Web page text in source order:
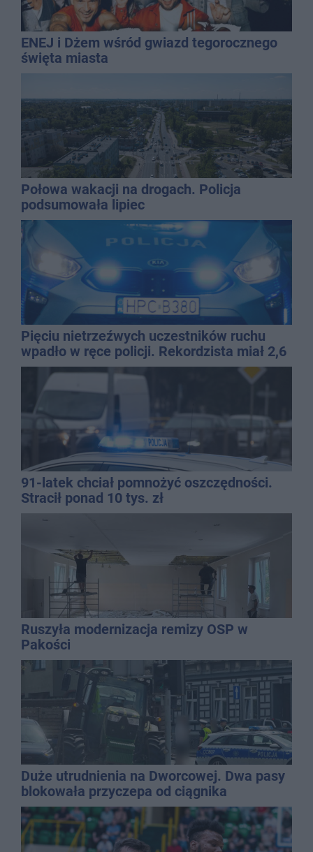
ENEJ i Dżem wśród gwiazd tegorocznego
święta miasta
Połowa wakacji na drogach. Policja
podsumowała lipiec
Pięciu nietrzeźwych uczestników ruchu
wpadło w ręce policji. Rekordzista miał 2,6
promila
91-latek chciał pomnożyć oszczędności.
Stracił ponad 10 tys. zł
Ruszyła modernizacja remizy OSP w
Pakości
Duże utrudnienia na Dworcowej. Dwa pasy
blokowała przyczepa od ciągnika